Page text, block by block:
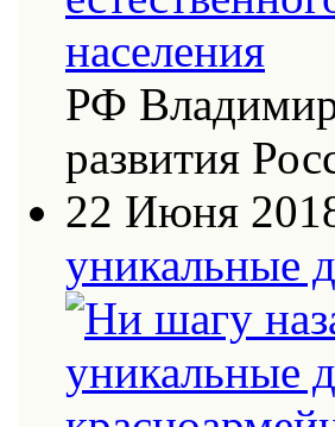
РФ
развития
22 Июня
уникальные